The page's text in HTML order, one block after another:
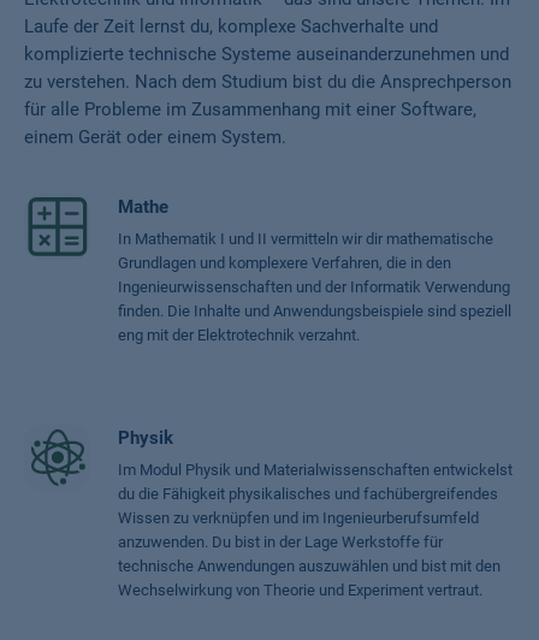
Laufe der Zeit lernst du, komplexe Sachverhalte und
komplizierte technische Systeme auseinanderzunehmen und
zu verstehen. Nach dem Studium bist du die Ansprechperson
für alle Probleme im Zusammenhang mit einer Software,
einem Gerät oder einem System.
Mathe
In Mathematik I und II vermitteln wir dir mathematische
Grundlagen und komplexere Verfahren, die in den
Ingenieurwissenschaften und der Informatik Verwendung
finden. Die Inhalte und Anwendungsbeispiele sind speziell
eng mit der Elektrotechnik verzahnt.
Physik
Im Modul Physik und Materialwissenschaften entwickelst
du die Fähigkeit physikalisches und fachübergreifendes
Wissen zu verknüpfen und im Ingenieurberufsumfeld
anzuwenden. Du bist in der Lage Werkstoffe für
technische Anwendungen auszuwählen und bist mit den
Wechselwirkung von Theorie und Experiment vertraut.